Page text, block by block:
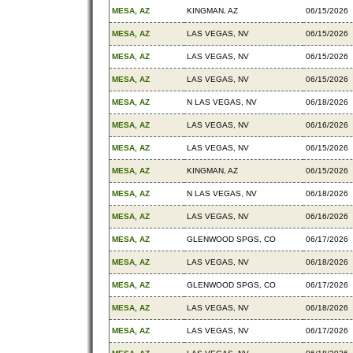
MESA, AZ KINGMAN, AZ 06/15/2026
MESA, AZ LAS VEGAS, NV 06/15/2026
MESA, AZ LAS VEGAS, NV 06/15/2026
MESA, AZ LAS VEGAS, NV 06/15/2026
MESA, AZ N LAS VEGAS, NV 06/18/2026
MESA, AZ LAS VEGAS, NV 06/16/2026
MESA, AZ LAS VEGAS, NV 06/15/2026
MESA, AZ KINGMAN, AZ 06/15/2026
MESA, AZ N LAS VEGAS, NV 06/18/2026
MESA, AZ LAS VEGAS, NV 06/16/2026
MESA, AZ GLENWOOD SPGS, CO 06/17/2026
MESA, AZ LAS VEGAS, NV 06/18/2026
MESA, AZ GLENWOOD SPGS, CO 06/17/2026
MESA, AZ LAS VEGAS, NV 06/18/2026
MESA, AZ LAS VEGAS, NV 06/17/2026